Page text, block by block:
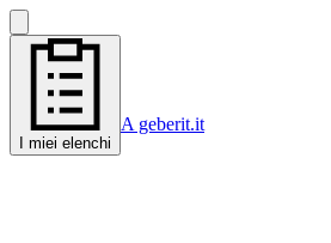
I miei elenchi
A geberit.it